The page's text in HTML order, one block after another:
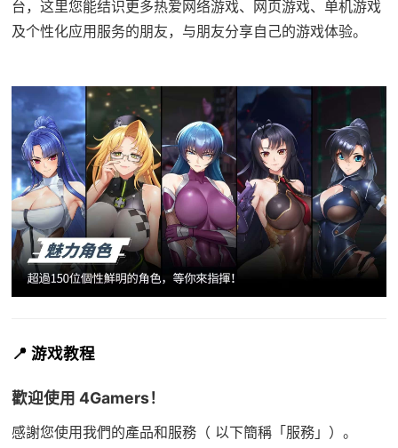
台，这里您能结识更多热爱网络游戏、网页游戏、单机游戏
及个性化应用服务的朋友，与朋友分享自己的游戏体验。
📍 游戏教程
歡迎使用 4Gamers！
感謝您使用我們的產品和服務（ 以下簡稱「服務」）。